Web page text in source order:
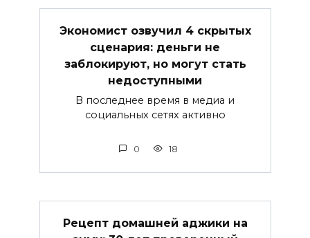
Экономист озвучил 4 скрытых
сценария: деньги не
заблокируют, но могут стать
недоступными
В последнее время в медиа и
социальных сетях активно
0 18
Рецепт домашней аджики на